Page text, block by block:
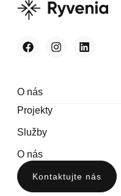
O nás
Projekty
Služby
O nás
Kontaktujte nás